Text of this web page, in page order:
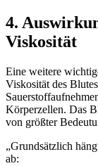
4.
Viskosität
Eine weitere
Viskosität des
Körperzellen. Das
von größter
„Grundsätzlich
ab: